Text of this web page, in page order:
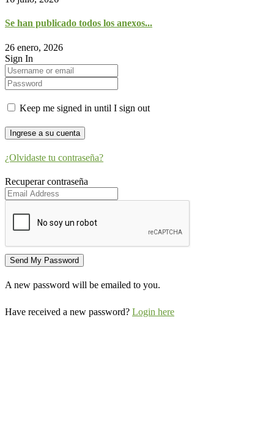
Se han publicado todos los anexos...
26 enero, 2026
Sign In
Keep me signed in until I sign out
¿Olvidaste tu contraseña?
Recuperar contraseña
A new password will be emailed to you.
Have received a new password? Login here